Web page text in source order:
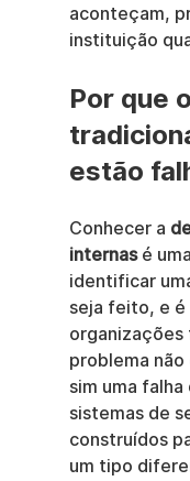
aconteçam,
instituição
Por que
estão
Conhecer a
internas é
identificar
seja feito, e é
organizações
problema
sim uma
sistemas de
construídos
um tipo